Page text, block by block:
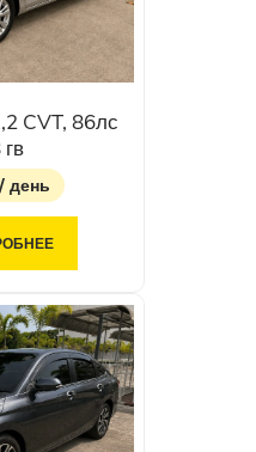
CVT, 86лс
день